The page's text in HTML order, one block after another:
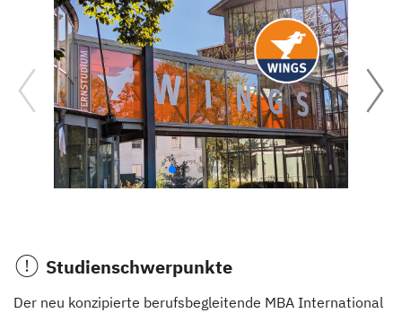
Studienschwerpunkte
Der neu konzipierte berufsbegleitende MBA International